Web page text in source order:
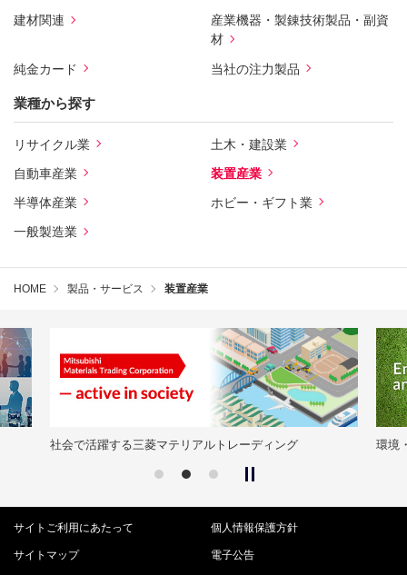
建材関連
産業機器・製錬技術製品・副資
材
純金カード 当社の注力製品
業種から探す
リサイクル業 土木・建設業
自動車産業 装置産業
半導体産業 ホビー・ギフト業
一般製造業
HOME 製品・サービス 装置産業
社会で活躍する三菱マテリアルトレーディング 環境
サイトご利用にあたって 個人情報保護方針
サイトマップ 電子公告